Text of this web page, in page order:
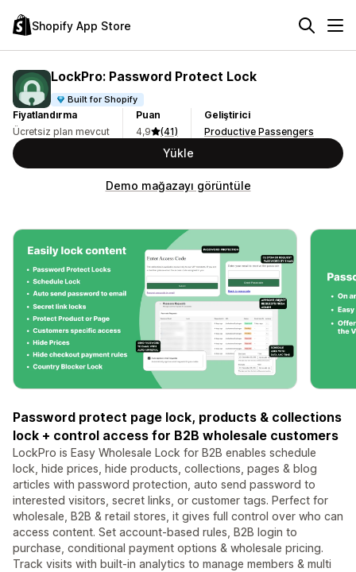
Shopify App Store
LockPro: Password Protect Lock
Built for Shopify
Fiyatlandırma
Ücretsiz plan mevcut
Puan
4,9
(41)
Geliştirici
Productive Passengers
Yükle
Demo mağazayı görüntüle
Password protect page lock, products & collections
lock + control access for B2B wholesale customers
LockPro is Easy Wholesale Lock for B2B enables schedule
lock, hide prices, hide products, collections, pages & blog
articles with password protection, auto send password to
interested visitors, secret links, or customer tags. Perfect for
wholesale, B2B & retail stores, it gives full control over who can
access content. Set account-based rules, B2B login to
purchase, conditional payment options & wholesale pricing.
Track visits with built-in analytics to manage members & multi